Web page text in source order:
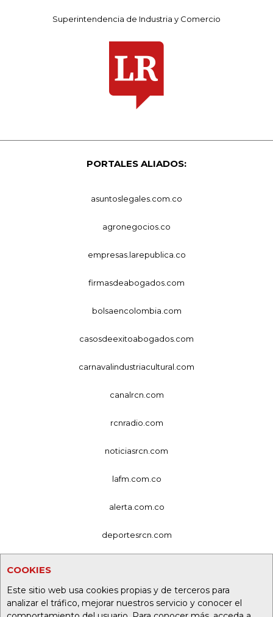
COOKIES
Este sitio web usa cookies propias y de terceros para
analizar el tráfico, mejorar nuestros servicio y conocer el
Superintendencia de Industria y Comercio
PORTALES ALIADOS:
asuntoslegales.com.co
agronegocios.co
empresas.larepublica.co
firmasdeabogados.com
bolsaencolombia.com
casosdeexitoabogados.com
carnavalindustriacultural.com
canalrcn.com
rcnradio.com
noticiasrcn.com
lafm.com.co
alerta.com.co
deportesrcn.com